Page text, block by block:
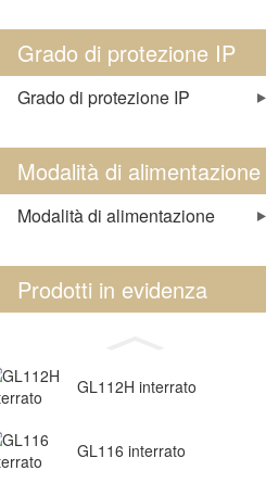
Grado di protezione IP
Grado di protezione IP
Modalità di alimentazione
Modalità di alimentazione
Prodotti in evidenza
GL112H interrato
GL116 interrato